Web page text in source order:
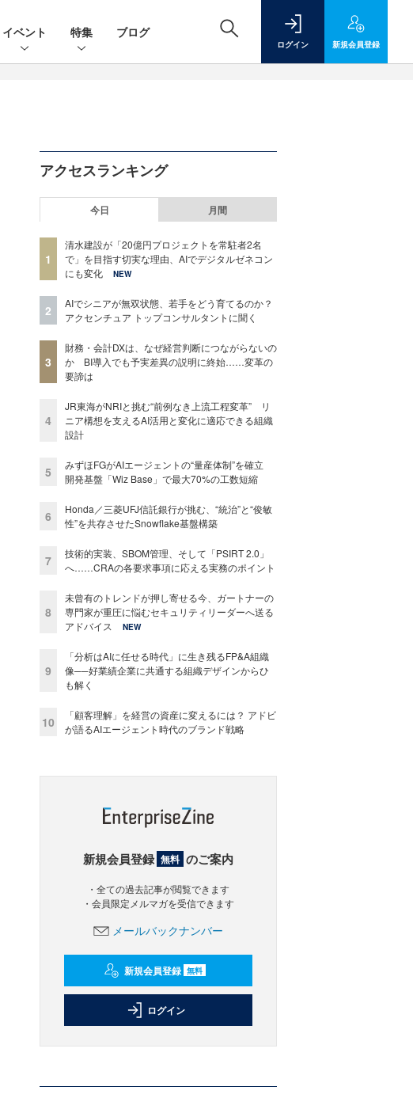
イベント 特集 ブログ
ログイン 新規会員登録
アクセスランキング
今日 月間
1
清水建設が「20億円プロジェクトを常駐者2名
で」を目指す切実な理由、AIでデジタルゼネコン
にも変化
NEW
2
AIでシニアが無双状態、若手をどう育てるのか？
アクセンチュア トップコンサルタントに聞く
3
財務・会計DXは、なぜ経営判断につながらないの
か BI導入でも予実差異の説明に終始……変革の
要諦は
4
JR東海がNRIと挑む“前例なき上流工程変革” リ
ニア構想を支えるAI活用と変化に適応できる組織
設計
5
みずほFGがAIエージェントの“量産体制”を確立
開発基盤「Wiz Base」で最大70%の工数短縮
6
Honda／三菱UFJ信託銀行が挑む、“統治”と“俊敏
性”を共存させたSnowflake基盤構築
7
技術的実装、SBOM管理、そして「PSIRT 2.0」
へ……CRAの各要求事項に応える実務のポイント
8
未曾有のトレンドが押し寄せる今、ガートナーの
専門家が重圧に悩むセキュリティリーダーへ送る
アドバイス
NEW
9
「分析はAIに任せる時代」に生き残るFP&A組織
像──好業績企業に共通する組織デザインからひ
も解く
10
「顧客理解」を経営の資産に変えるには？ アドビ
が語るAIエージェント時代のブランド戦略
新規会員登録 無料 のご案内
・全ての過去記事が閲覧できます
・会員限定メルマガを受信できます
メールバックナンバー
新規会員登録 無料
ログイン